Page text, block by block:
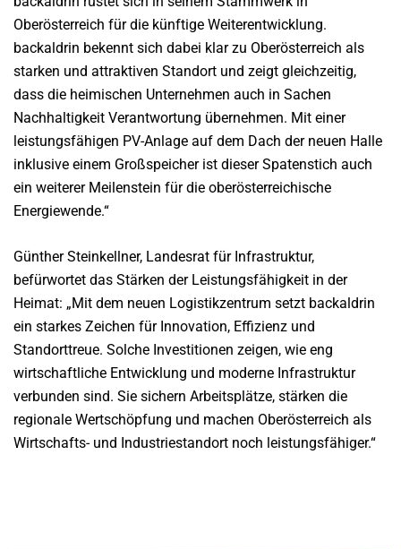
Oberösterreich für die künftige Weiterentwicklung.
backaldrin bekennt sich dabei klar zu Oberösterreich als
starken und attraktiven Standort und zeigt gleichzeitig,
dass die heimischen Unternehmen auch in Sachen
Nachhaltigkeit Verantwortung übernehmen. Mit einer
leistungsfähigen PV-Anlage auf dem Dach der neuen Halle
inklusive einem Großspeicher ist dieser Spatenstich auch
ein weiterer Meilenstein für die oberösterreichische
Energiewende.“
Günther Steinkellner, Landesrat für Infrastruktur,
befürwortet das Stärken der Leistungsfähigkeit in der
Heimat: „Mit dem neuen Logistikzentrum setzt backaldrin
ein starkes Zeichen für Innovation, Effizienz und
Standorttreue. Solche Investitionen zeigen, wie eng
wirtschaftliche Entwicklung und moderne Infrastruktur
verbunden sind. Sie sichern Arbeitsplätze, stärken die
regionale Wertschöpfung und machen Oberösterreich als
Wirtschafts- und Industriestandort noch leistungsfähiger.“